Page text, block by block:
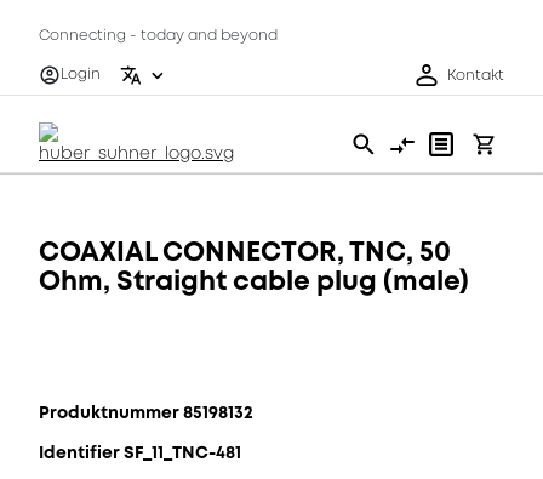
Connecting - today and beyond
Login
Kontakt
COAXIAL CONNECTOR, TNC, 50
Ohm, Straight cable plug (male)
Produktnummer 85198132
Identifier SF_11_TNC-481